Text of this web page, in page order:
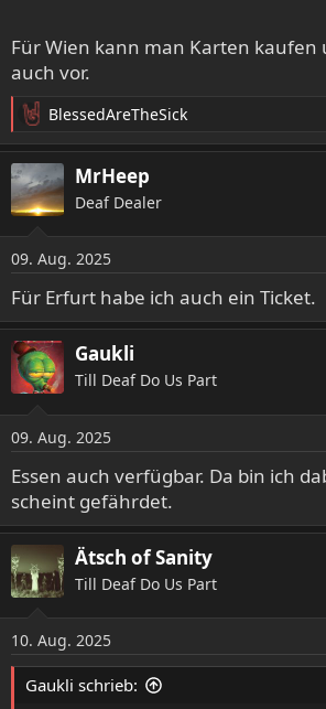
Für Wien kann man Karten kaufen
auch vor.
R
e
a
k
t
n
e
n
:
BlessedAreTheSick
MrHeep
Deaf Dealer
09. Aug. 2025
Für Erfurt habe ich auch ein Ticket.
Gaukli
Till Deaf Do Us Part
09. Aug. 2025
Essen auch verfügbar. Da bin ich
scheint gefährdet.
Ätsch of Sanity
Till Deaf Do Us Part
10. Aug. 2025
Gaukli schrieb: